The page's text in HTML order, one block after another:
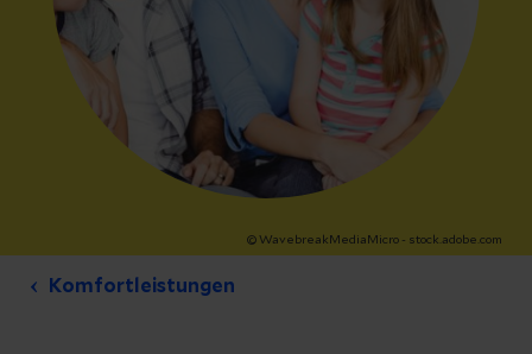
© WavebreakMediaMicro - stock.adobe.com
Komfortleistungen